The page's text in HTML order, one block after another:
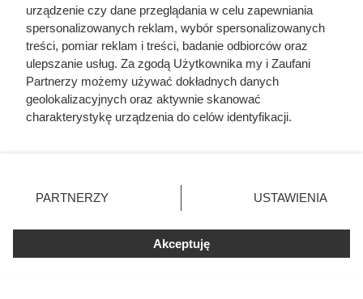
Biedronka daje 5 produktów
gratis. Do tego rabaty sięgają 90%
Biedronka przygotowała prawdziwy festiwal promocji.
Czekają akcje 5+5 gratis, rabaty sięgające nawet 90% i
Fajne Gotowanie
urządzenie czy dane przeglądania w celu zapewniania
spersonalizowanych reklam, wybór spersonalizowanych
treści, pomiar reklam i treści, badanie odbiorców oraz
ulepszanie usług. Za zgodą Użytkownika my i Zaufani
Partnerzy możemy używać dokładnych danych
geolokalizacyjnych oraz aktywnie skanować
charakterystykę urządzenia do celów identyfikacji.
zmienić/wycofać klikając przycisk ustawień prywatności
znajdujący się w lewym dolnym rogu strony
rodzaje przetwarzania danych nie wymagają zgody
użytkownika, ale masz prawo sprzeciwić się takiemu
przetwarzaniu. Preferencje będą miały zastosowania tylko
PARTNERZY USTAWIENIA
Akceptuję